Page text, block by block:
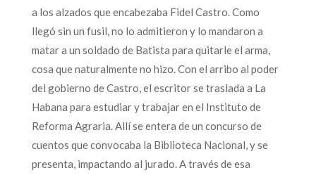
a los alzados que encabezaba Fidel Castro. Como
llegó sin un fusil, no lo admitieron y lo mandaron a
matar a un soldado de Batista para quitarle el arma,
cosa que naturalmente no hizo. Con el arribo al poder
del gobierno de Castro, el escritor se traslada a La
Habana para estudiar y trabajar en el Instituto de
Reforma Agraria. Allí se entera de un concurso de
cuentos que convocaba la Biblioteca Nacional, y se
presenta, impactando al jurado. A través de esa